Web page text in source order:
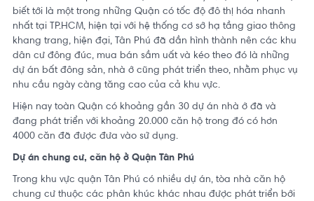
biết tới là một trong những Quận có tốc độ đô thị hóa nhanh
nhất tại TP.HCM, hiện tại với hệ thống cơ sở hạ tầng giao thông
khang trang, hiện đại, Tân Phú đã dần hình thành nên các khu
dân cư đông đúc, mua bán sầm uất và kéo theo đó là những
dự án bất đông sản, nhà ở cũng phát triển theo, nhằm phục vụ
nhu cầu ngày càng tăng cao của cả khu vực.
Hiện nay toàn Quận có khoảng gần 30 dự án nhà ở đã và
đang phát triển với khoảng 20.000 căn hộ trong đó có hơn
4000 căn đã được đưa vào sử dụng.
Dự án chung cư, căn hộ ở Quận Tân Phú
Trong khu vực quận Tân Phú có nhiều dự án, tòa nhà căn hộ
chung cư thuộc các phân khúc khác nhau được phát triển bởi